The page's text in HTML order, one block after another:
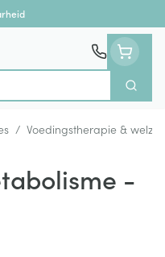
Zoek
/ Voedingstherapie & welzijn
-